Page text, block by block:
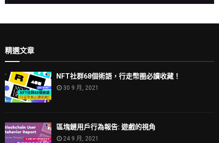
精選文章
NFT社群68個術語，行走幣圈必讀收藏！
30 9 月, 2021
區塊鏈用戶行為報告: 遊戲的視角
24 9 月, 2021